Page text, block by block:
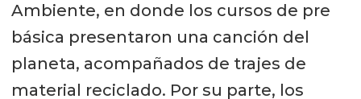
Ambiente, en donde los cursos de pre
básica presentaron una canción del
planeta, acompañados de trajes de
material reciclado. Por su parte, los